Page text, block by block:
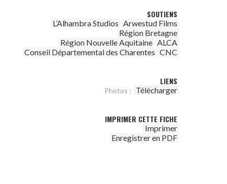
SOUTIENS
L’Alhambra Studios Arwestud Films
Région Bretagne
Région Nouvelle Aquitaine ALCA
Conseil Départemental des Charentes CNC
LIENS
Photos : Télécharger
IMPRIMER CETTE FICHE
Imprimer
Enregistrer en PDF